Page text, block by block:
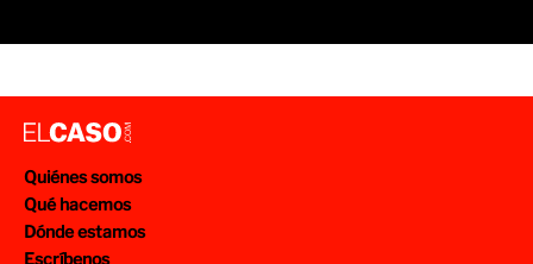
Quiénes somos
Qué hacemos
Dónde estamos
Escríbenos